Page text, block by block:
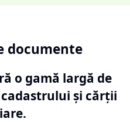
documente
o gamă largă de
și cărții